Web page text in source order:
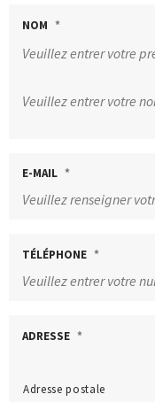
NOM *
E-MAIL *
TÉLÉPHONE *
ADRESSE *
Adresse postale